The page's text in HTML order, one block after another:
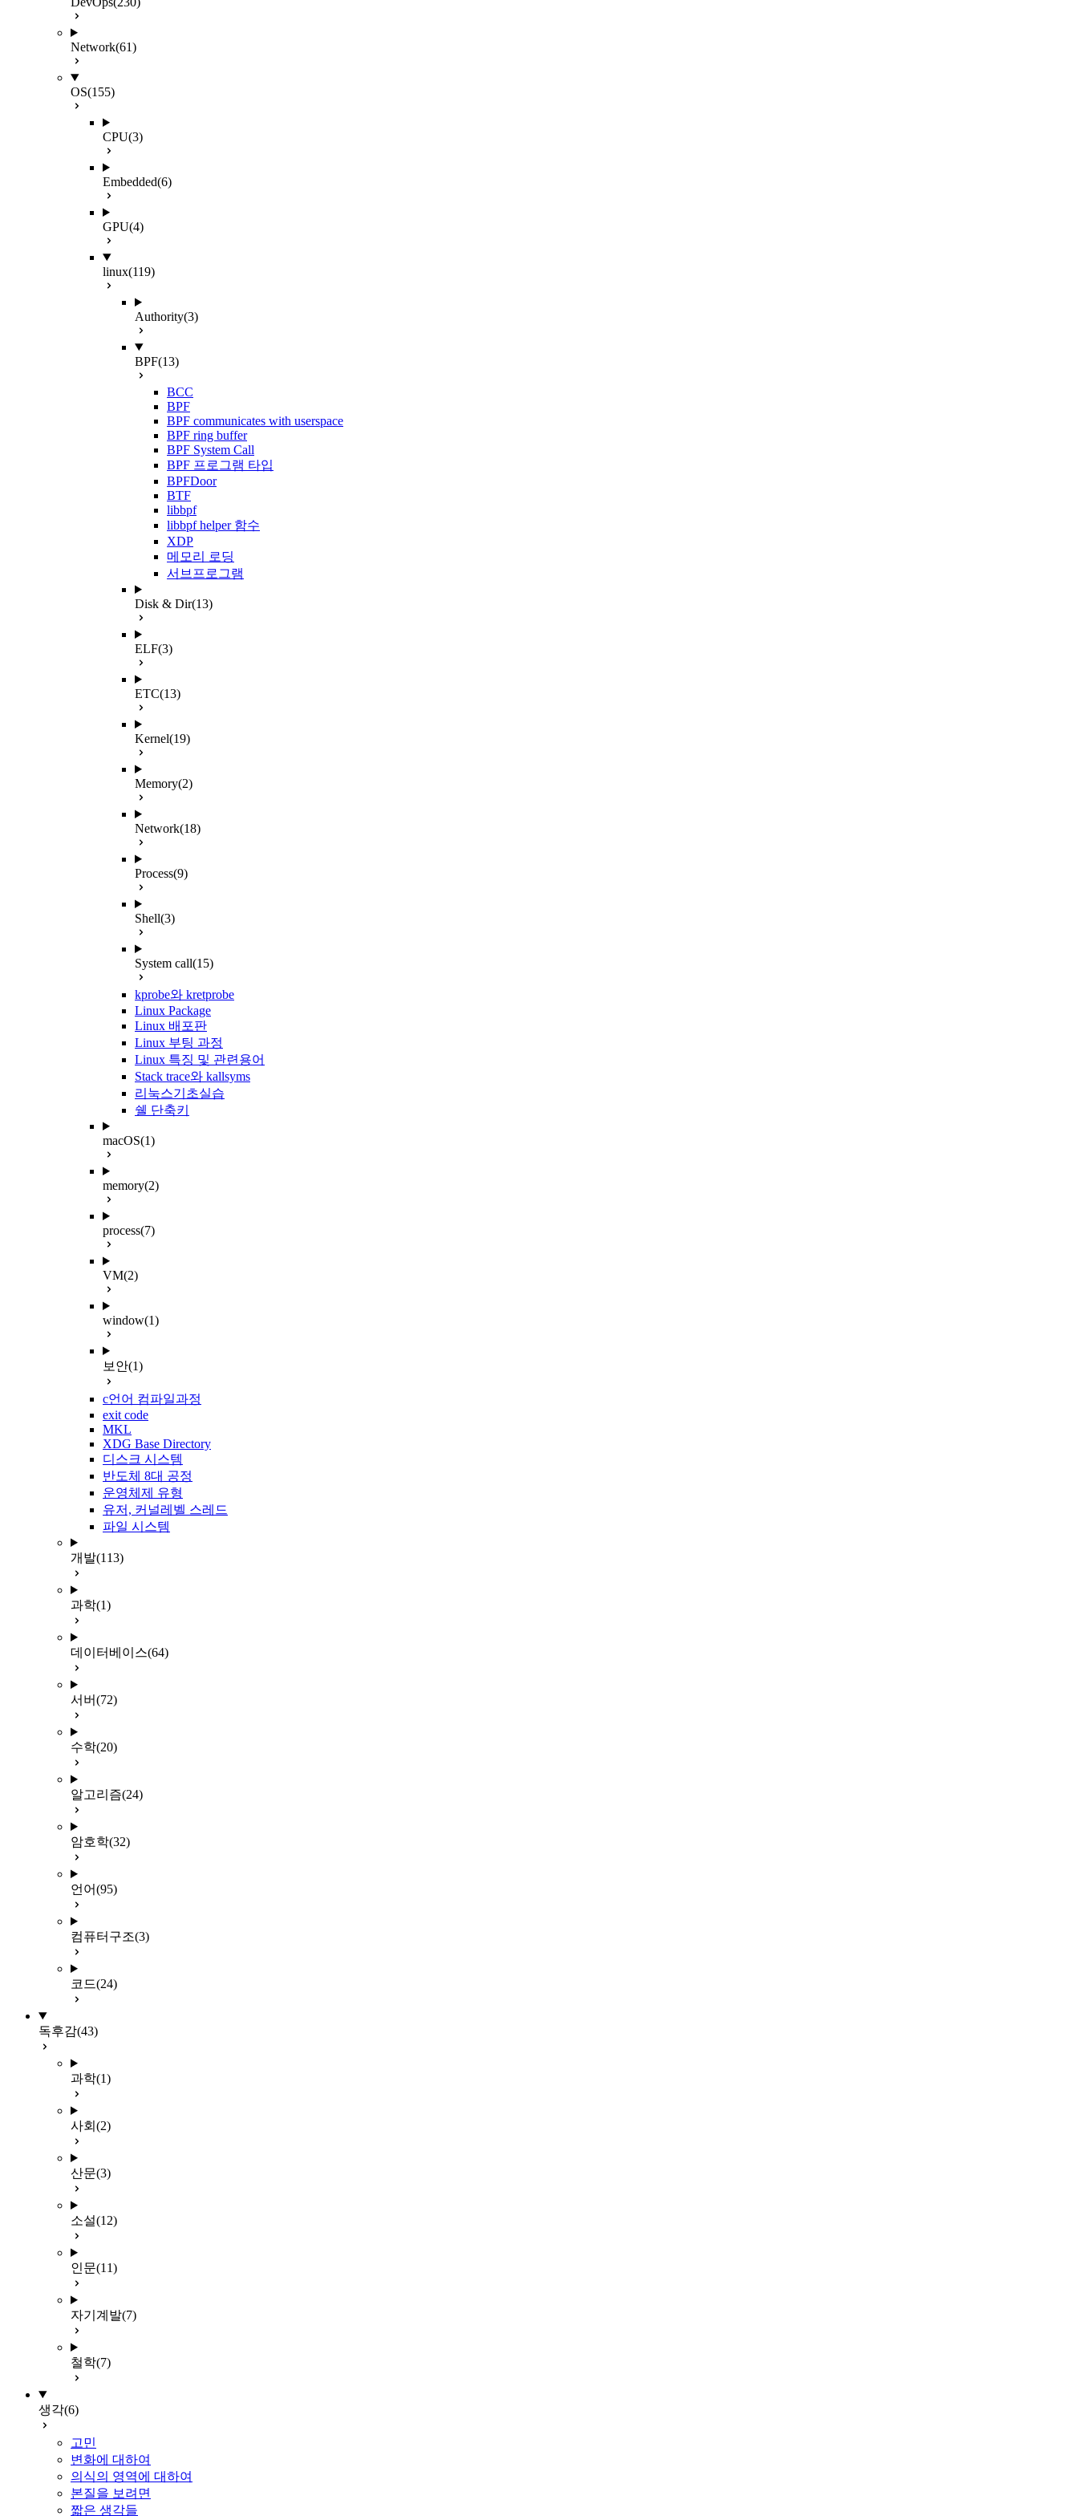
Network(61)
OS(155)
CPU(3)
Embedded(6)
GPU(4)
linux(119)
Authority(3)
BPF(13)
BCC
BPF
BPF communicates with userspace
BPF ring buffer
BPF System Call
BPF 프로그램 타입
BPFDoor
BTF
libbpf
libbpf helper 함수
XDP
메모리 로딩
서브프로그램
Disk & Dir(13)
ELF(3)
ETC(13)
Kernel(19)
Memory(2)
Network(18)
Process(9)
Shell(3)
System call(15)
kprobe와 kretprobe
Linux Package
Linux 배포판
Linux 부팅 과정
Linux 특징 및 관련용어
Stack trace와 kallsyms
리눅스기초실습
쉘 단축키
macOS(1)
memory(2)
process(7)
VM(2)
window(1)
보안(1)
c언어 컴파일과정
exit code
MKL
XDG Base Directory
디스크 시스템
반도체 8대 공정
운영체제 유형
유저, 커널레벨 스레드
파일 시스템
개발(113)
과학(1)
데이터베이스(64)
서버(72)
수학(20)
알고리즘(24)
암호학(32)
언어(95)
컴퓨터구조(3)
코드(24)
독후감(43)
과학(1)
사회 (2)
산문(3)
소설(12)
인문(11)
자기계발(7)
철학(7)
생각(6)
고민
변화에 대하여
의식의 영역에 대하여
본질을 보려면
짧은 생각들